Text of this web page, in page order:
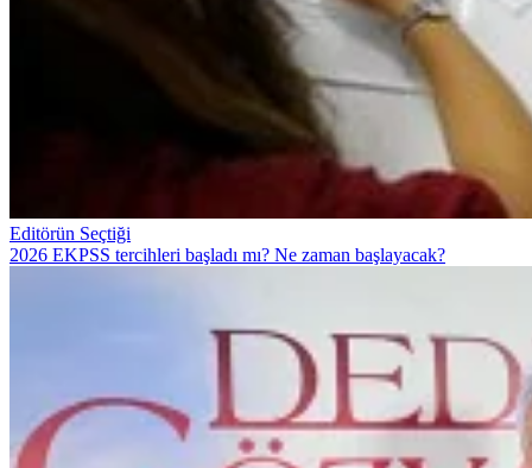
Editörün Seçtiği
2026 EKPSS tercihleri başladı mı? Ne zaman başlayacak?